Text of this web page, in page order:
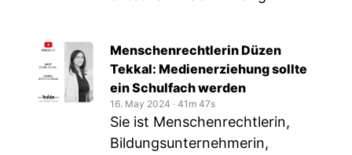
Menschenrechtlerin Düzen
Tekkal: Medienerziehung sollte
ein Schulfach werden
16. May 2024 ‧ 41m 47s
Sie ist Menschenrechtlerin,
Bildungsunternehmerin,